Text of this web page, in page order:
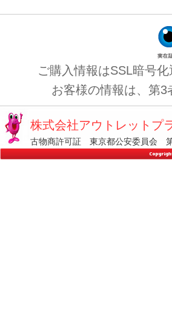
ご購入情報はSSL暗号
お客様の情報は、第
株式会社アウトレットプ
古物商許可証 東京都公安委員会